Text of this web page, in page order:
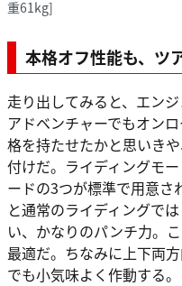
重61kg]
本格オフ性能も、ツ
走り出してみると、エン
アドベンチャーでもオン
格を持たせたかと思いき
付けだ。ライディングモ
ードの3つが標準で用意さ
と通常のライディングで
い、かなりのパンチ力。
最適だ。ちなみに上下両
でも小気味よく作動する。